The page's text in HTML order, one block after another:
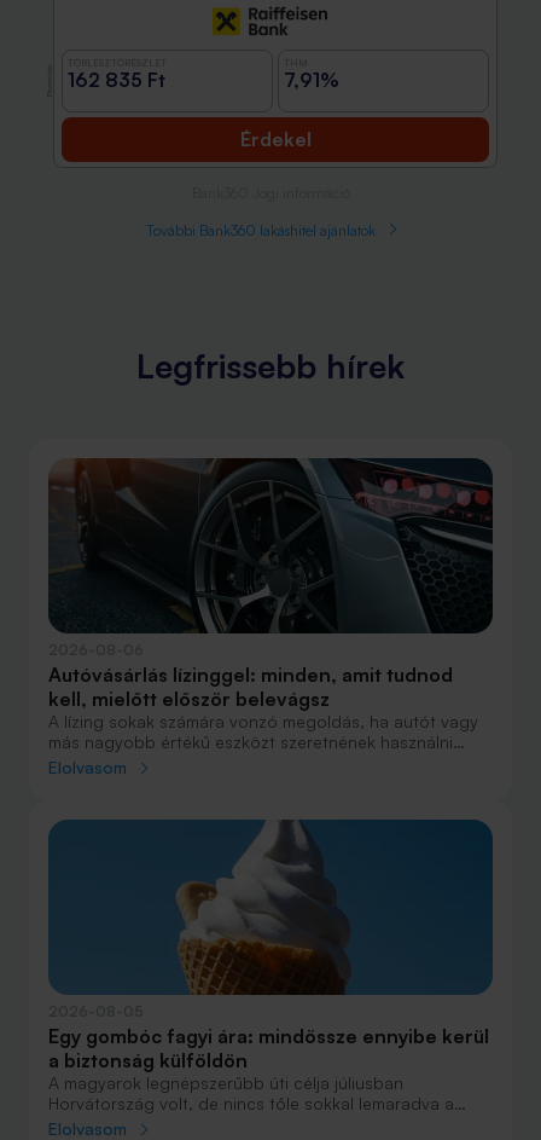
162 835 Ft 7,91%
Érdekel
További Bank360 lakáshitel ajánlatok
Legfrissebb hírek
Autóvásárlás lízinggel: minden, amit tudnod
kell, mielőtt először belevágsz
A lízing sokak számára vonzó megoldás, ha autót vagy
más nagyobb értékű eszközt szeretnének használni
anélkül, hogy azt egy összegben ki kellene fizetniük.
fogalmak közül, amelyekkel biztosan találkozol.
Elolvasom
Egy gombóc fagyi ára: mindössze ennyibe kerül
a biztonság külföldön
A magyarok legnépszerűbb úti célja júliusban
Horvátország volt, de nincs tőle sokkal lemaradva a
júniust megnyerő Olaszország sem. A tengerparti
Elolvasom